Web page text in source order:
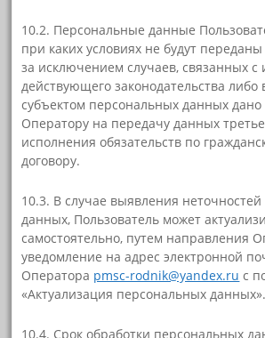
10.2. Персональные данные
при каких условиях не будут
за исключением случаев, связанных с
действующего законодательства либо
субъектом персональных данных дано
Оператору на передачу данных
исполнения обязательств по
договору.
10.3. В случае выявления
данных, Пользователь может
самостоятельно, путем направления
уведомление на адрес электронной
Оператора pmsc-rodnik@yandex.ru с
«Актуализация персональных данных».
10.4. Срок обработки персональных